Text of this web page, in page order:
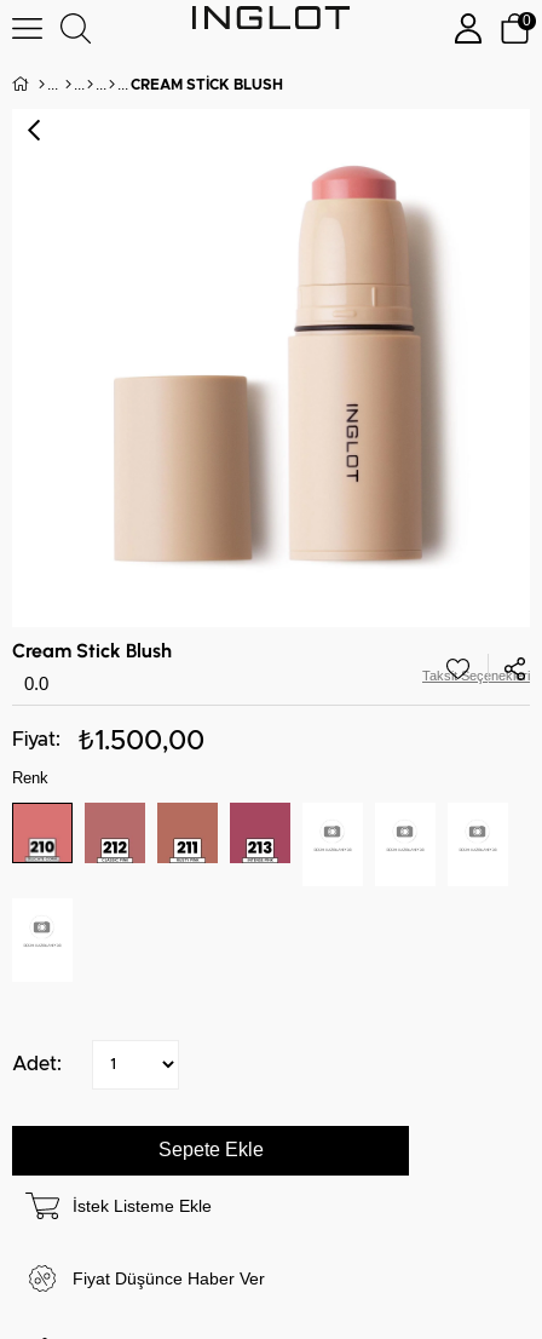
0
CREAM STICK BLUSH
Cream Stick Blush
0.0
₺1.500,00
Taksit Seçenekleri
Renk
İstek Listeme Ekle
Fiyat Düşünce Haber Ver